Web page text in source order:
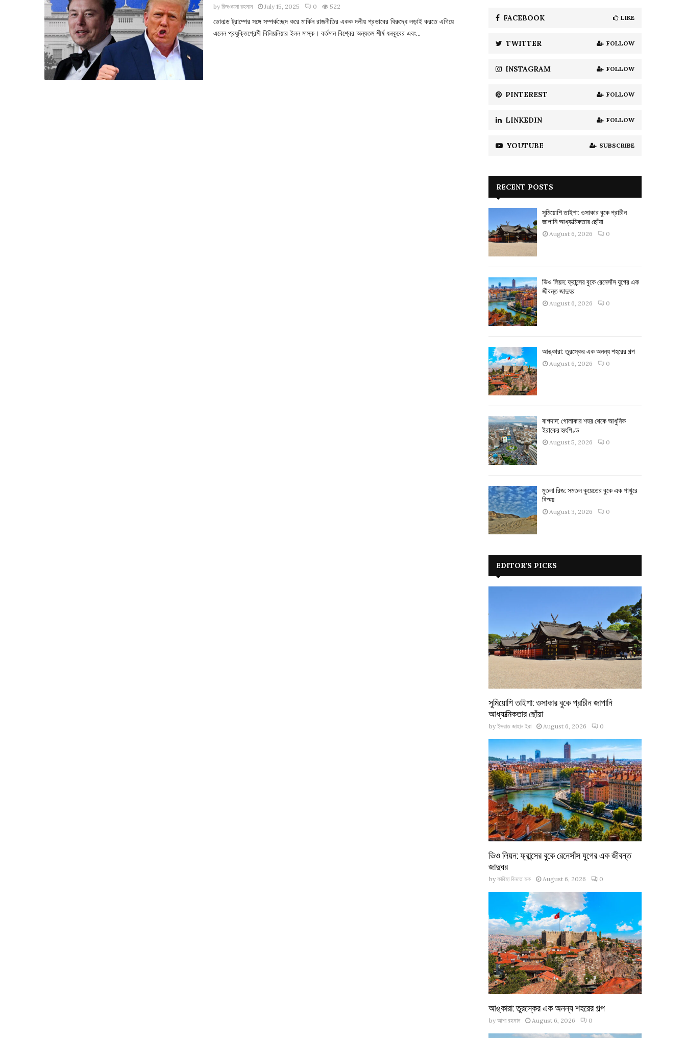
byরিজওয়ানা রহমান July 15, 2025 0 522
ডোনাল্ড ট্রাম্পের সঙ্গে সম্পর্কচ্ছেদ করে মার্কিন রাজনীতির একক দলীয় প্রভাবের বিরুদ্ধে লড়াই করতে এগিয়ে
এলেন প্রযুক্তিপ্রেমী বিলিয়নিয়ার ইলন মাস্ক। বর্তমান বিশ্বের অন্যতম শীর্ষ ধনকুবের এবং...
C
H
FACEBOOK LIKE
TWITTER FOLLOW
INSTAGRAM FOLLOW
PINTEREST FOLLOW
LINKEDIN FOLLOW
YOUTUBE SUBSCRIBE
RECENT POSTS
সুমিয়োশি তাইশা: ওসাকার বুকে প্রাচীন
জাপানি আধ্যাত্মিকতার ছোঁয়া
August 6, 2026 0
ভিও লিয়ন: ফ্রান্সের বুকে রেনেসাঁস যুগের এক
জীবন্ত জাদুঘর
August 6, 2026 0
আঙ্কারা: তুরস্কের এক অনন্য শহরের গল্প
August 6, 2026 0
বাগদাদ: গোলাকার শহর থেকে আধুনিক
ইরাকের হৃৎপিণ্ড
August 5, 2026 0
মুতলা রিজ: সমতল কুয়েতের বুকে এক পাথুরে
বিস্ময়
August 3, 2026 0
EDITOR'S PICKS
সুমিয়োশি তাইশা: ওসাকার বুকে প্রাচীন জাপানি
আধ্যাত্মিকতার ছোঁয়া
by ইসরাত জাহান ইরা August 6, 2026 0
ভিও লিয়ন: ফ্রান্সের বুকে রেনেসাঁস যুগের এক জীবন্ত
জাদুঘর
by ফাবিহা বিনতে হক August 6, 2026 0
আঙ্কারা: তুরস্কের এক অনন্য শহরের গল্প
by আশা রহমান August 6, 2026 0